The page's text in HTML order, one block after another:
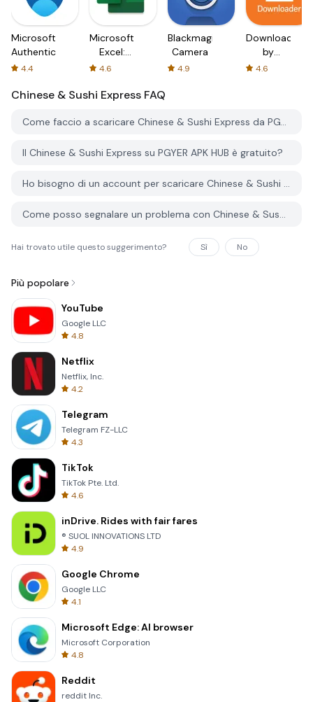
Microsoft
Authenticator
4.4
Microsoft
Excel:
Spreadsheets
4.6
Blackmagic
Camera
4.9
Downloader
by
AFTVnews
4.6
Chinese & Sushi Express FAQ
Come faccio a scaricare Chinese & Sushi Express da PGYER APK HUB?
Il Chinese & Sushi Express su PGYER APK HUB è gratuito?
Ho bisogno di un account per scaricare Chinese & Sushi Express da PGYER APK HUB?
Come posso segnalare un problema con Chinese & Sushi Express su PGYER APK HUB?
Hai trovato utile questo suggerimento? Sì No
Più popolare
YouTube
Google LLC
4.8
Netflix
Netflix, Inc.
4.2
Telegram
Telegram FZ-LLC
4.3
TikTok
TikTok Pte. Ltd.
4.6
inDrive. Rides with fair fares
® SUOL INNOVATIONS LTD
4.9
Google Chrome
Google LLC
4.1
Microsoft Edge: AI browser
Microsoft Corporation
4.8
Reddit
reddit Inc.